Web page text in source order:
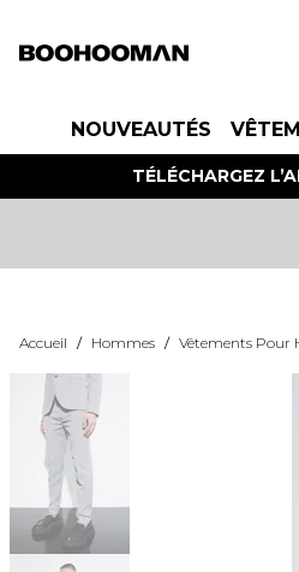
NOUVEAUTÉS
TÉLÉCHARGEZ
Accueil / Hommes / Vêtements Pour